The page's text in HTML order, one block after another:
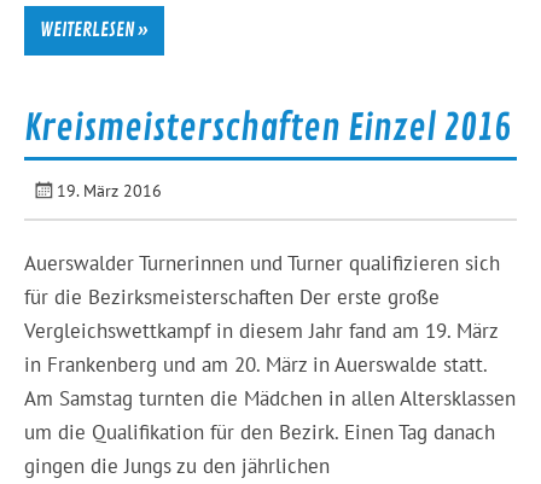
WEITERLESEN »
Kreismeisterschaften Einzel 2016
19. März 2016
Auerswalder Turnerinnen und Turner qualifizieren sich
für die Bezirksmeisterschaften Der erste große
Vergleichswettkampf in diesem Jahr fand am 19. März
in Frankenberg und am 20. März in Auerswalde statt.
Am Samstag turnten die Mädchen in allen Altersklassen
um die Qualifikation für den Bezirk. Einen Tag danach
gingen die Jungs zu den jährlichen